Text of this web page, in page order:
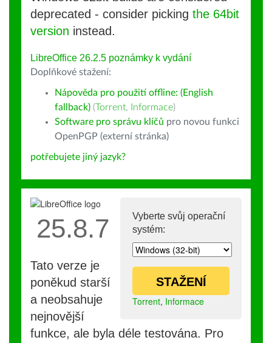
deprecated - consider picking the 64bit
version instead.
LibreOffice 26.2.5 poznámky k vydání
Doplňkové stažení:
Nápověda pro použití offline: (English
fallback) (Torrent, Informace)
Software pro správu klíčů pro novou funkci
OpenPGP (externí stránka)
potřebujete jiný jazyk?
Vyberte svůj operační
systém:
STAŽENÍ
Torrent, Informace
25.8.7
Tato verze je
poněkud starší
a neobsahuje
nejnovější
funkce, ale byla déle testována. Pro